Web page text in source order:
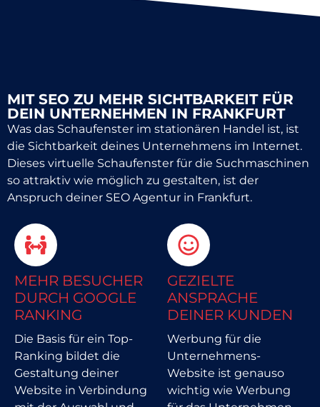
MIT SEO ZU MEHR SICHTBARKEIT FÜR
DEIN UNTERNEHMEN IN FRANKFURT
Was das Schaufenster im stationären Handel ist, ist
die Sichtbarkeit deines Unternehmens im Internet.
Dieses virtuelle Schaufenster für die Suchmaschinen
so attraktiv wie möglich zu gestalten, ist der
Anspruch deiner SEO Agentur in Frankfurt.
MEHR BESUCHER
DURCH GOOGLE
RANKING
Die Basis für ein Top-
Ranking bildet die
Gestaltung deiner
Website in Verbindung
GEZIELTE
ANSPRACHE
DEINER KUNDEN
Werbung für die
Unternehmens-
Website ist genauso
wichtig wie Werbung